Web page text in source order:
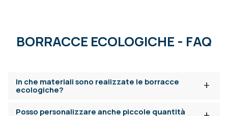
BORRACCE ECOLOGICHE - FAQ
+
In che materiali sono realizzate le borracce
ecologiche?
Posso personalizzare anche piccole quantità